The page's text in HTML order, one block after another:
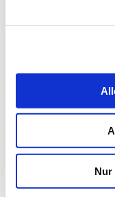
Nur
Mit
Forschungsprojekt
Wissenschaftler am
Neurodegenerative